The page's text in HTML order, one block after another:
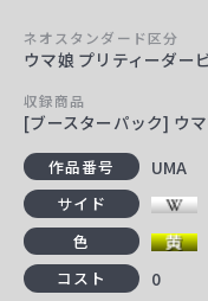
ネオスタンダード区分
ウマ娘 プリティーダー
収録商品
[ブースターパック] ウ
作品番号 UMA
サイド
色
コスト 0